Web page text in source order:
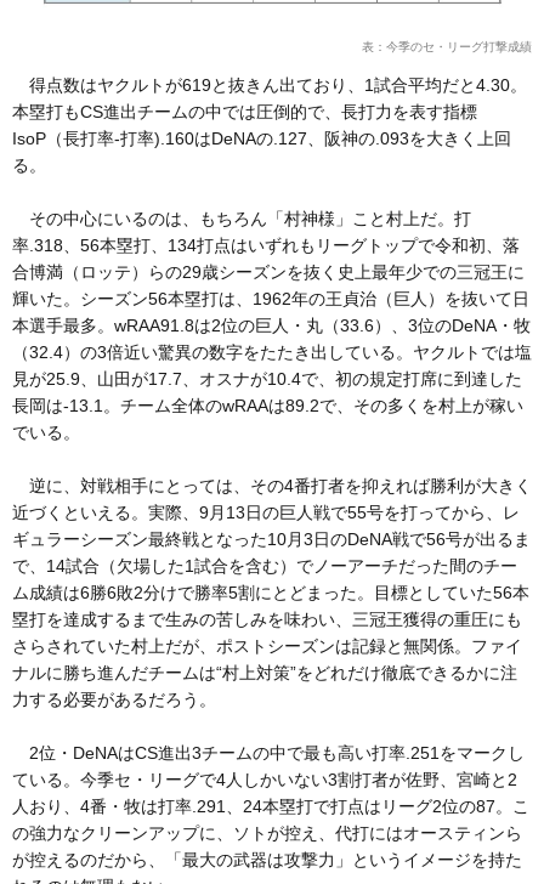
表：今季のセ・リーグ打撃成績
得点数はヤクルトが619と抜きん出ており、1試合平均だと4.30。
本塁打もCS進出チームの中では圧倒的で、長打力を表す指標
IsoP（長打率-打率).160はDeNAの.127、阪神の.093を大きく上回
る。
その中心にいるのは、もちろん「村神様」こと村上だ。打
率.318、56本塁打、134打点はいずれもリーグトップで令和初、落
合博満（ロッテ）らの29歳シーズンを抜く史上最年少での三冠王に
輝いた。シーズン56本塁打は、1962年の王貞治（巨人）を抜いて日
本選手最多。wRAA91.8は2位の巨人・丸（33.6）、3位のDeNA・牧
（32.4）の3倍近い驚異の数字をたたき出している。ヤクルトでは塩
見が25.9、山田が17.7、オスナが10.4で、初の規定打席に到達した
長岡は-13.1。チーム全体のwRAAは89.2で、その多くを村上が稼い
でいる。
逆に、対戦相手にとっては、その4番打者を抑えれば勝利が大きく
近づくといえる。実際、9月13日の巨人戦で55号を打ってから、レ
ギュラーシーズン最終戦となった10月3日のDeNA戦で56号が出るま
で、14試合（欠場した1試合を含む）でノーアーチだった間のチー
ム成績は6勝6敗2分けで勝率5割にとどまった。目標としていた56本
塁打を達成するまで生みの苦しみを味わい、三冠王獲得の重圧にも
さらされていた村上だが、ポストシーズンは記録と無関係。ファイ
ナルに勝ち進んだチームは“村上対策”をどれだけ徹底できるかに注
力する必要があるだろう。
2位・DeNAはCS進出3チームの中で最も高い打率.251をマークし
ている。今季セ・リーグで4人しかいない3割打者が佐野、宮崎と2
人おり、4番・牧は打率.291、24本塁打で打点はリーグ2位の87。こ
の強力なクリーンアップに、ソトが控え、代打にはオースティンら
が控えるのだから、「最大の武器は攻撃力」というイメージを持た